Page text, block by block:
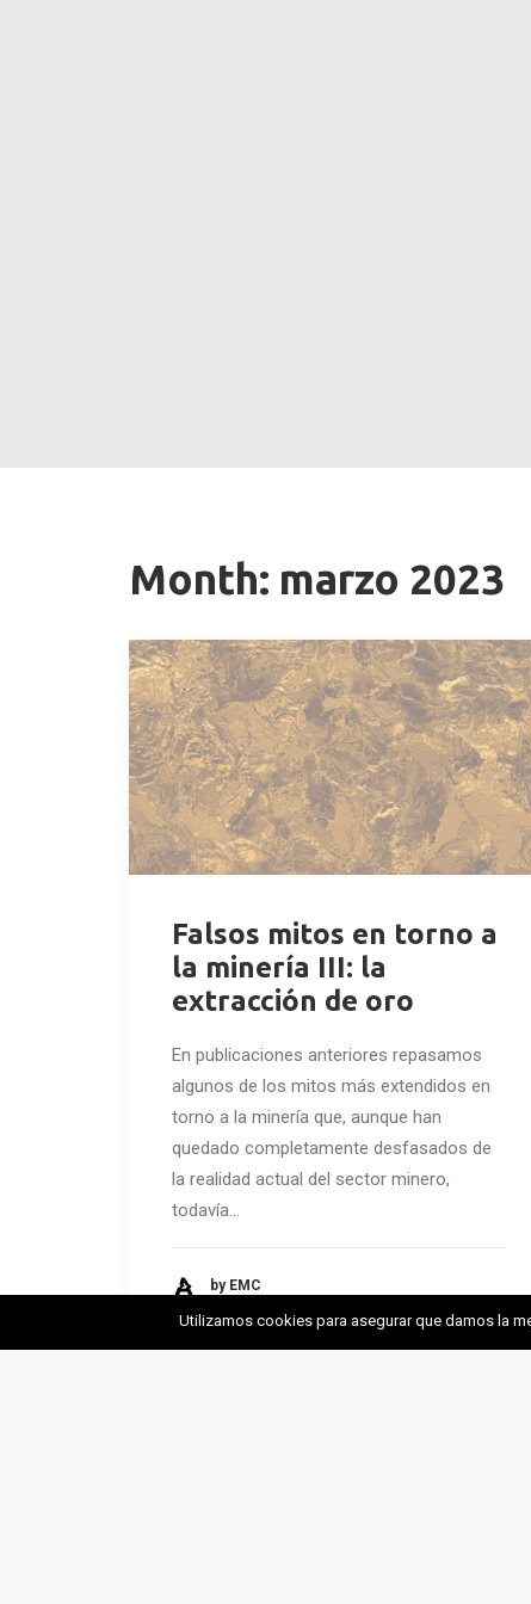
Month: marzo 2023
Falsos mitos en torno a
la minería III: la
extracción de oro
En publicaciones anteriores repasamos
algunos de los mitos más extendidos en
torno a la minería que, aunque han
quedado completamente desfasados de
la realidad actual del sector minero,
todavía…
by EMC
Utilizamos cookies para asegurar que damos la